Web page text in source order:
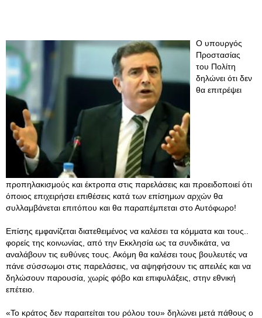
Ο υπουργός
Προστασίας
του Πολίτη
δηλώνει ότι δεν
θα επιτρέψει
προπηλακισμούς και έκτροπα στις παρελάσεις και προειδοποιεί ότι
όποιος επιχειρήσει επιθέσεις κατά των επίσημων αρχών θα
συλλαμβάνεται επιτόπου και θα παραπέμπεται στο Αυτόφωρο!
Επίσης εμφανίζεται διατεθειμένος να καλέσει τα κόμματα και τους..
φορείς της κοινωνίας, από την Εκκλησία ως τα συνδικάτα, να
αναλάβουν τις ευθύνες τους. Ακόμη θα καλέσει τους βουλευτές να
πάνε σύσσωμοι στις παρελάσεις, να αψηφήσουν τις απειλές και να
δηλώσουν παρουσία, χωρίς φόβο και επιφυλάξεις, στην εθνική
επέτειο.
«Το κράτος δεν παραιτείται του ρόλου του» δηλώνει μετά πάθους ο